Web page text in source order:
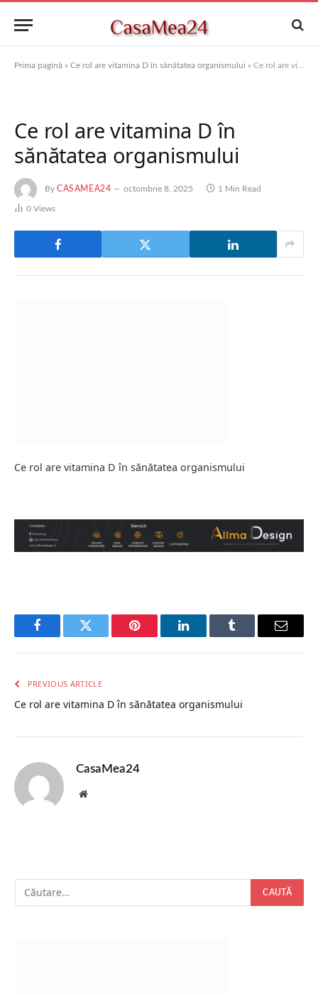
Prima pagină » Ce rol are vitamina D în sănătatea organismului » Ce rol are vitamina D în sănătatea organismului
Ce rol are vitamina D în
sănătatea organismului
By CASAMEA24 octombrie 8, 2025 1 Min Read
0 Views
Ce rol are vitamina D în sănătatea organismului
FacebookTwitter Pinterest LinkedInTumblr Email
PREVIOUS ARTICLE
Ce rol are vitamina D în sănătatea organismului
CasaMea24
Website